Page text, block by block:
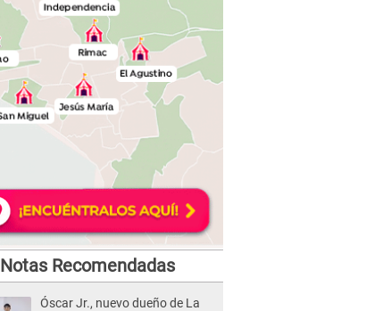
Notas Recomendadas
Óscar Jr., nuevo dueño de La